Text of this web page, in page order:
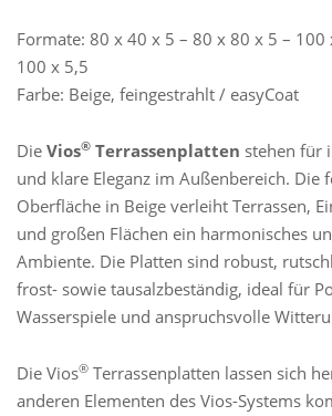
Formate: 80 x 40 x 5 – 80 x 80 x 5 –
100 x 5,5
Farbe: Beige, feingestrahlt / easyCoat
Die Vios® Terrassenplatten stehen für
und klare Eleganz im Außenbereich. Die
Oberfläche in Beige verleiht Terrassen,
und großen Flächen ein harmonisches
Ambiente. Die Platten sind robust,
frost- sowie tausalzbeständig, ideal für
Wasserspiele und anspruchsvolle
Die Vios® Terrassenplatten lassen sich
anderen Elementen des Vios-Systems